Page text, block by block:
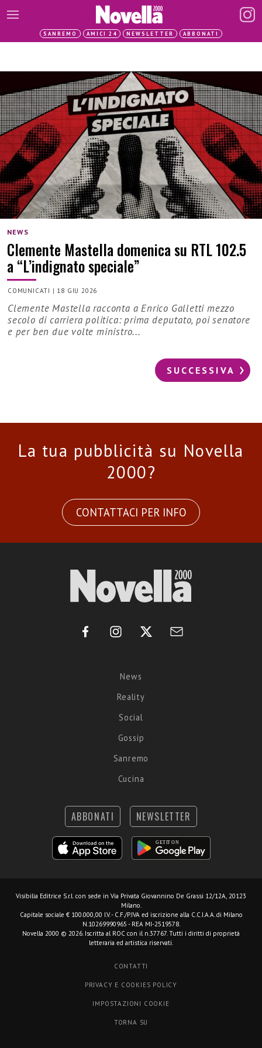
SANREMO AMICI 24 NEWSLETTER ABBONATI
NEWS
Clemente Mastella domenica su RTL 102.5
a “L’indignato speciale”
COMUNICATI | 18 GIU 2026
Clemente Mastella racconta a Enrico Galletti mezzo
secolo di carriera politica: prima deputato, poi senatore
e per ben due volte ministro...
SUCCESSIVA
La tua pubblicità su Novella
2000?
CONTATTACI PER INFO
News
Reality
Social
Gossip
Sanremo
Cucina
ABBONATI NEWSLETTER
Visibilia Editrice S.r.l. con sede in Via Privata Giovannino De Grassi 12/12A, 20123
Milano.
Capitale sociale € 100.000,00 I.V. - C.F./P.IVA ed iscrizione alla C.C.I.A.A. di Milano
N.10269990965 - REA MI-2519578.
Novella 2000 © 2026. Iscritta al ROC con il n.37767. Tutti i diritti di proprietà
letteraria ed artistica riservati.
CONTATTI
PRIVACY E COOKIES POLICY
IMPOSTAZIONI COOKIE
TORNA SU